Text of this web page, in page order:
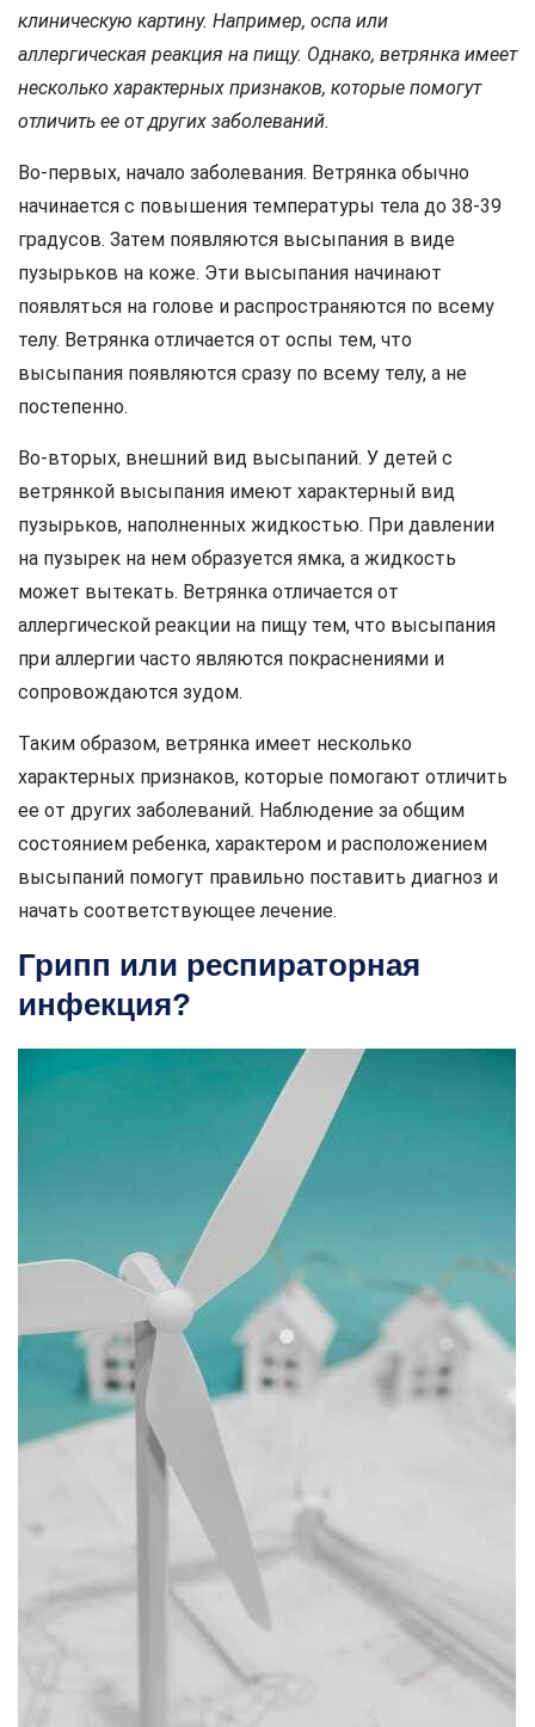
клиническую картину. Например, оспа или
аллергическая реакция на пищу. Однако, ветрянка имеет
несколько характерных признаков, которые помогут
отличить ее от других заболеваний.
Во-первых, начало заболевания. Ветрянка обычно
начинается с повышения температуры тела до 38-39
градусов. Затем появляются высыпания в виде
пузырьков на коже. Эти высыпания начинают
появляться на голове и распространяются по всему
телу. Ветрянка отличается от оспы тем, что
высыпания появляются сразу по всему телу, а не
постепенно.
Во-вторых, внешний вид высыпаний. У детей с
ветрянкой высыпания имеют характерный вид
пузырьков, наполненных жидкостью. При давлении
на пузырек на нем образуется ямка, а жидкость
может вытекать. Ветрянка отличается от
аллергической реакции на пищу тем, что высыпания
при аллергии часто являются покраснениями и
сопровождаются зудом.
Таким образом, ветрянка имеет несколько
характерных признаков, которые помогают отличить
ее от других заболеваний. Наблюдение за общим
состоянием ребенка, характером и расположением
высыпаний помогут правильно поставить диагноз и
начать соответствующее лечение.
Грипп или респираторная
инфекция?